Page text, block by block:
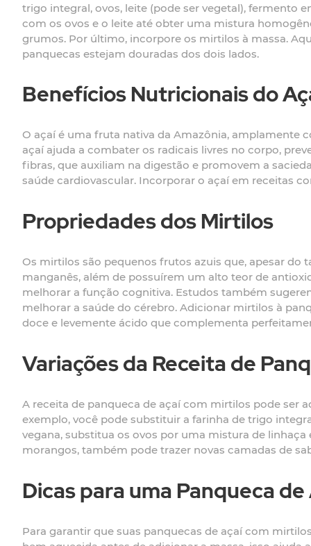
trigo integral, ovos, leite (pode ser vegetal), fermento
com os ovos e o leite até obter uma mistura
grumos. Por último, incorpore os mirtilos à massa.
panquecas estejam douradas dos dois lados.
Benefícios Nutricionais do
O açaí é uma fruta nativa da Amazônia, amplamente
açaí ajuda a combater os radicais livres no corpo,
fibras, que auxiliam na digestão e promovem a
saúde cardiovascular. Incorporar o açaí em receitas
Propriedades dos Mirtilos
Os mirtilos são pequenos frutos azuis que, apesar do
manganês, além de possuírem um alto teor de
melhorar a função cognitiva. Estudos também
melhorar a saúde do cérebro. Adicionar mirtilos à
doce e levemente ácido que complementa
Variações da Receita de
A receita de panqueca de açaí com mirtilos pode ser
exemplo, você pode substituir a farinha de trigo
vegana, substitua os ovos por uma mistura de
morangos, também pode trazer novas camadas de
Dicas para uma Panqueca
Para garantir que suas panquecas de açaí com